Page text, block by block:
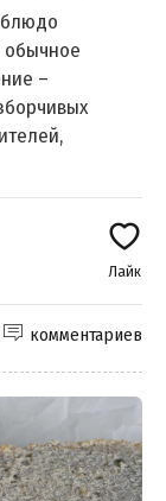
блюдо
обычное
–
Лайк
комментариев